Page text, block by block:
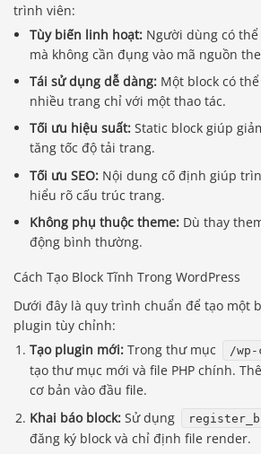
trình viên:
Tùy biến linh hoạt: Người dùng có
mà không cần đụng vào mã nguồn
Tái sử dụng dễ dàng: Một block có
nhiều trang chỉ với một thao tác.
Tối ưu hiệu suất: Static block giúp
tăng tốc độ tải trang.
Tối ưu SEO: Nội dung cố định giúp
hiểu rõ cấu trúc trang.
Không phụ thuộc theme: Dù thay
động bình thường.
Cách Tạo Block Tĩnh Trong WordPress
Dưới đây là quy trình chuẩn để tạo một
plugin tùy chỉnh:
Tạo plugin mới: Trong thư mục /
tạo thư mục mới và file PHP chính.
cơ bản vào đầu file.
Khai báo block: Sử dụng
đăng ký block và chỉ định file render.